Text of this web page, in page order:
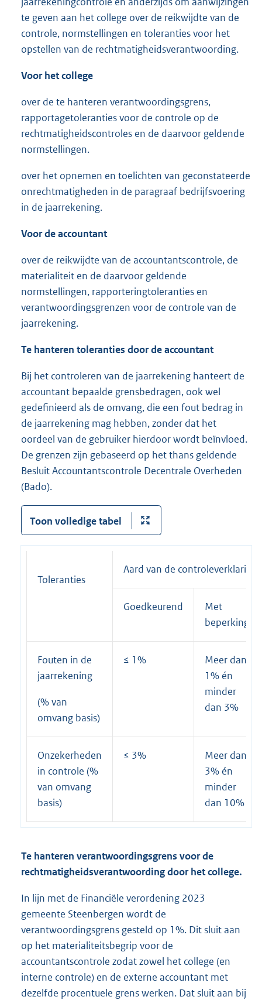
te geven aan het college over de reikwijdte van de
controle, normstellingen en toleranties voor het
opstellen van de rechtmatigheidsverantwoording.
Voor het college
over de te hanteren verantwoordingsgrens,
rapportagetoleranties voor de controle op de
rechtmatigheidscontroles en de daarvoor geldende
normstellingen.
over het opnemen en toelichten van geconstateerde
onrechtmatigheden in de paragraaf bedrijfsvoering
in de jaarrekening.
Voor de accountant
over de reikwijdte van de accountantscontrole, de
materialiteit en de daarvoor geldende
normstellingen, rapporteringtoleranties en
verantwoordingsgrenzen voor de controle van de
jaarrekening.
Te hanteren toleranties door de accountant
Bij het controleren van de jaarrekening hanteert de
accountant bepaalde grensbedragen, ook wel
gedefinieerd als de omvang, die een fout bedrag in
de jaarrekening mag hebben, zonder dat het
oordeel van de gebruiker hierdoor wordt beïnvloed.
De grenzen zijn gebaseerd op het thans geldende
Besluit Accountantscontrole Decentrale Overheden
(Bado).
Toon volledige tabel
Toleranties
Aard van de controleverklaring
Goedkeurend
Met
beperking
Fouten in de
jaarrekening
(% van
omvang basis)
≤ 1%
Meer dan
1% én
minder
dan 3%
Onzekerheden
in controle (%
van omvang
basis)
≤ 3%
Meer dan
3% én
minder
dan 10%
Te hanteren verantwoordingsgrens voor de
rechtmatigheidsverantwoording door het college.
In lijn met de Financiële verordening 2023
gemeente Steenbergen wordt de
verantwoordingsgrens gesteld op 1%. Dit sluit aan
op het materialiteitsbegrip voor de
accountantscontrole zodat zowel het college (en
interne controle) en de externe accountant met
dezelfde procentuele grens werken. Dat sluit aan bij